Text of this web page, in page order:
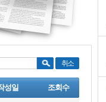
성일 조회수